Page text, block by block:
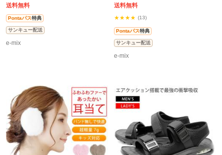
送料無料
Pontaパス特典
サンキュー配送
e-mix
人
送料無料
★★★★ (13)
Pontaパス特典
サンキュー配送
e-mix